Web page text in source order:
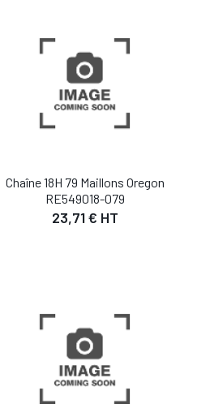
Chaîne 18H 79 Maillons Oregon
RE549018-079
23,71 € HT